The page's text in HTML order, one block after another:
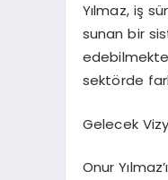
Yılmaz, iş
sunan bir
edebilmekte
sektörde
Gelecek
Onur